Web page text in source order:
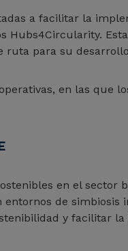
a facilitar la
Hubs4Circularity.
ruta para su
en las que
en el sector
de
y facilitar la